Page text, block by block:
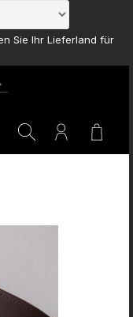
Sie Ihr Lieferland für